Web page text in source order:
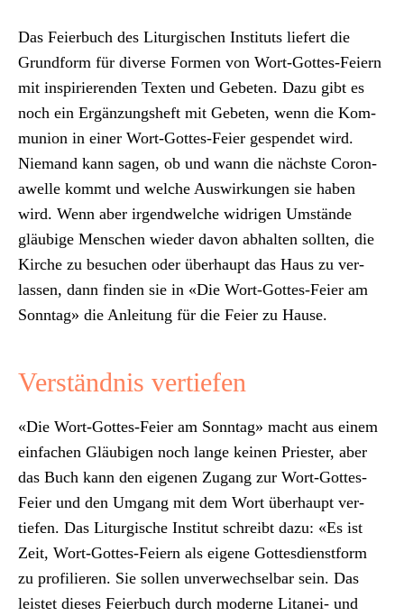
Das Feier­buch des Litur­gis­chen Insti­tuts liefert die
Grund­form für diverse For­men von Wort-Gottes-Feiern
mit inspiri­eren­den Tex­ten und Gebeten. Dazu gibt es
noch ein Ergänzung­sheft mit Gebeten, wenn die Kom­
mu­nion in ein­er Wort-Gottes-Feier gespendet wird.
Nie­mand kann sagen, ob und wann die näch­ste Coro­n­
awelle kommt und welche Auswirkun­gen sie haben
wird. Wenn aber irgendwelche widri­gen Umstände
gläu­bige Men­schen wieder davon abhal­ten soll­ten, die
Kirche zu besuchen oder über­haupt das Haus zu ver­
lassen, dann find­en sie in «Die Wort-Gottes-Feier am
Son­ntag» die Anleitung für die Feier zu Hause.
Verständnis vertiefen
«Die Wort-Gottes-Feier am Son­ntag» macht aus einem
ein­fachen Gläu­bi­gen noch lange keinen Priester, aber
das Buch kann den eige­nen Zugang zur Wort-Gottes-
Feier und den Umgang mit dem Wort über­haupt ver­
tiefen. Das Litur­gis­che Insti­tut schreibt dazu: «Es ist
Zeit, Wort-Gottes-Feiern als eigene Gottes­di­en­st­form
zu pro­fil­ieren. Sie sollen unver­wech­sel­bar sein. Das
leis­tet dieses Feier­buch durch mod­erne Litanei- und